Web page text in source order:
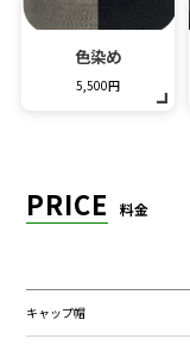
色染め
5,500円
PRICE 料金
キャップ帽